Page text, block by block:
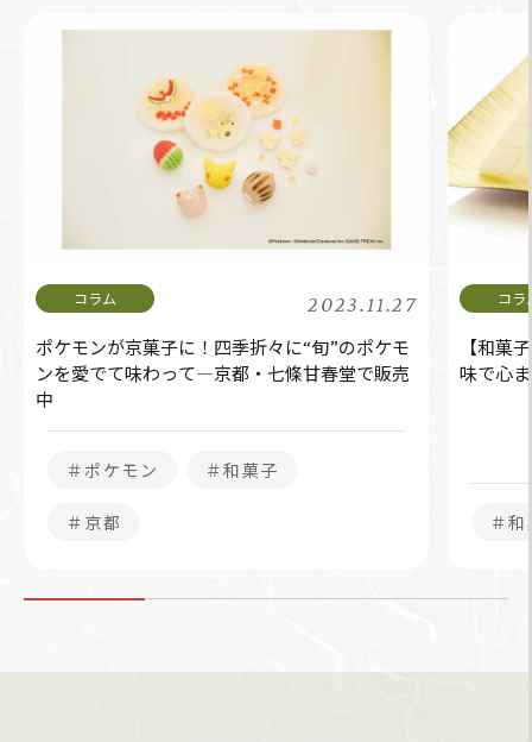
2023.11.27
ポケモンが京菓子に！四季折々に“旬”のポケモ
ンを愛でて味わって―京都・七條甘春堂で販売
中
＃ポケモン ＃和菓子
＃京都
【和菓
味で心
＃